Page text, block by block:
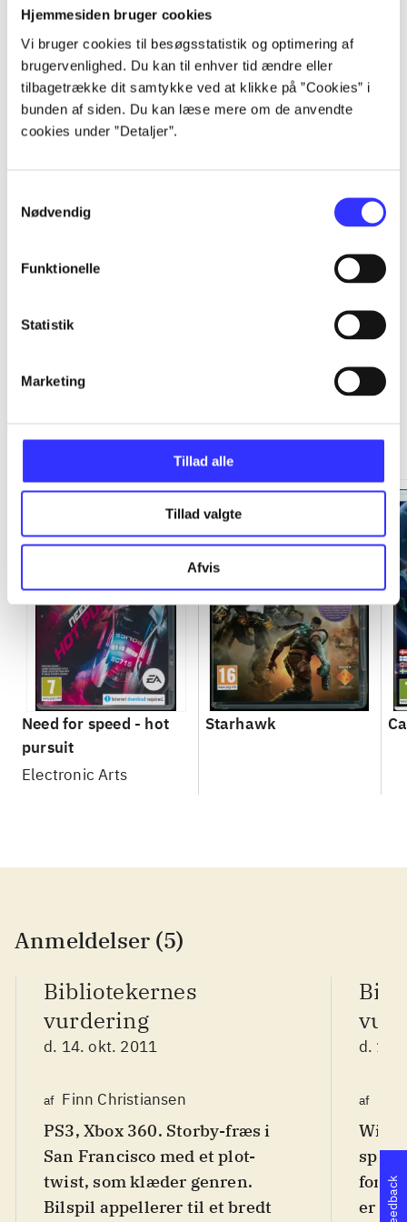
Hjemmesiden bruger cookies
Vi bruger cookies til besøgsstatistik og optimering af
brugervenlighed. Du kan til enhver tid ændre eller
tilbagetrække dit samtykke ved at klikke på ”Cookies” i
bunden af siden. Du kan læse mere om de anvendte
cookies under ”Detaljer”.
Nødvendig
Funktionelle
Statistik
Marketing
Tillad alle
Tillad valgte
Afvis
Alle registrerede artikler fordelt på udgivelser
...
Minder om
Need for speed - hot
pursuit
Electronic Arts
Starhawk
Anmeldelser (5)
Bibliotekernes
vurdering
d. 14. okt. 2011
af Finn Christiansen
PS3, Xbox 360. Storby-fræs i
San Francisco med et plot-
twist, som klæder genren.
Bilspil appellerer til et bredt
d. 14.
af
Wii.
er Feedback